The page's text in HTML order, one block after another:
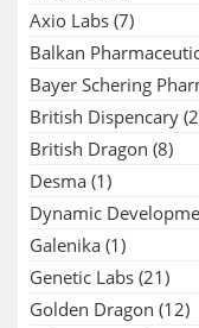
Axio Labs (7)
Balkan
Bayer Schering
British Dispencary
British Dragon (8)
Desma (1)
Dynamic
Galenika (1)
Genetic Labs (21)
Golden Dragon (12)